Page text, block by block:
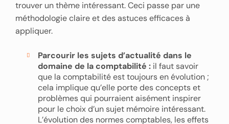
trouver un thème intéressant. Ceci passe par une
méthodologie claire et des astuces efficaces à
appliquer.
Parcourir les sujets d’actualité dans le
domaine de la comptabilité :il faut savoir
que la comptabilité est toujours en évolution ;
cela implique qu’elle porte des concepts et
problèmes qui pourraient aisément inspirer
pour le choix d’un sujet mémoire intéressant.
L’évolution des normes comptables, les effets